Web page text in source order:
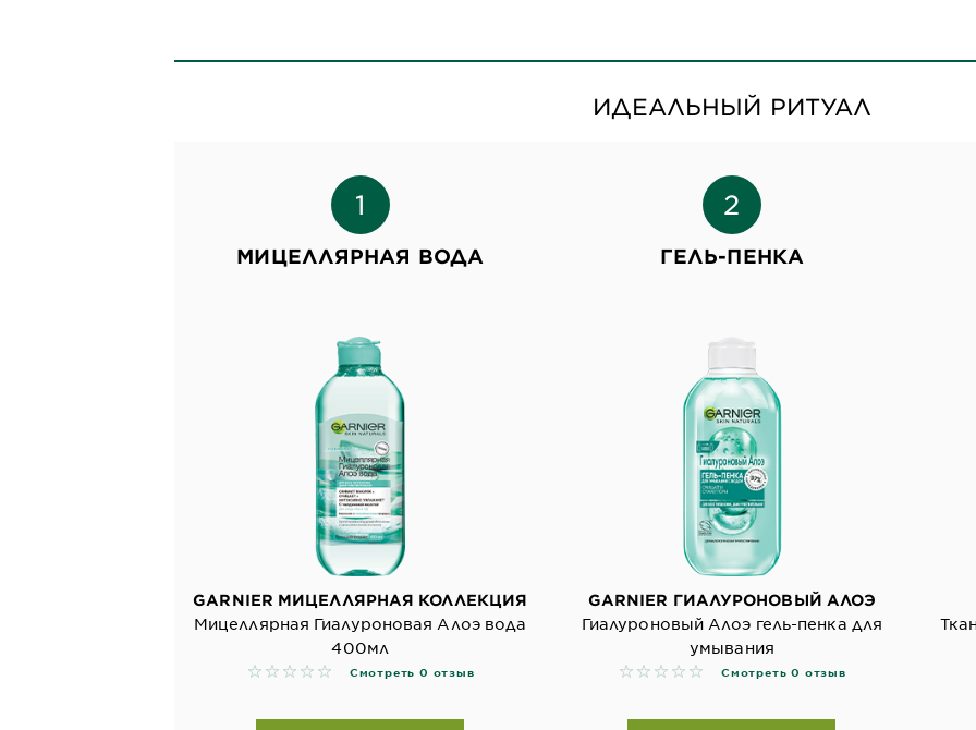
ИДЕАЛЬНЫЙ РИТУАЛ
МИЦЕЛЛЯРНАЯ ВОДА
GARNIER МИЦЕЛЛЯРНАЯ КОЛЛЕКЦИЯ
Мицеллярная Гиалуроновая Алоэ вода
400мл
No reviews Смотреть 0 отзыв
ГЕЛЬ-ПЕНКА
GARNIER ГИАЛУРОНОВЫЙ АЛОЭ
Гиалуроновый Алоэ гель-пенка для
умывания
No reviews Смотреть 0 отзыв